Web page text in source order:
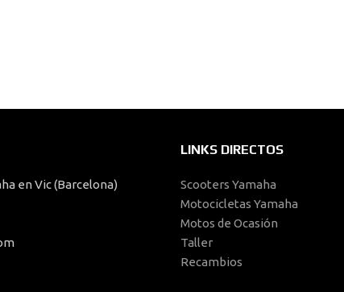
en Vic (Barcelona)
LINKS DIRECTOS
Scooters Yamaha
Motocicletas Yamaha
Motos de Ocasión
Taller
Recambios